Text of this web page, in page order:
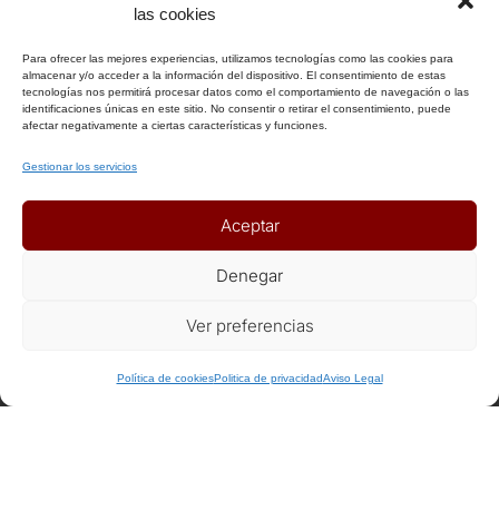
las cookies
Para ofrecer las mejores experiencias, utilizamos tecnologías como las cookies para
almacenar y/o acceder a la información del dispositivo. El consentimiento de estas
tecnologías nos permitirá procesar datos como el comportamiento de navegación o las
identificaciones únicas en este sitio. No consentir o retirar el consentimiento, puede
afectar negativamente a ciertas características y funciones.
Gestionar los servicios
Aceptar
Denegar
Ver preferencias
Política de cookiesPolitica de privacidadAviso Legal
INFORMACIÓN
Aviso Legal
Política de Privacidad
Política de Cookies
ENLACES DE INTERÉS
Recomendaciones de viaje del Ministerio de Exterior